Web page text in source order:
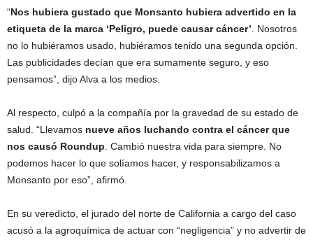
“Nos hubiera gustado que Monsanto hubiera advertido en la
etiqueta de la marca ‘Peligro, puede causar cáncer’ . Nosotros
no lo hubiéramos usado, hubiéramos tenido una segunda opción.
Las publicidades decían que era sumamente seguro, y eso
pensamos”, dijo Alva a los medios.
Al respecto, culpó a la compañía por la gravedad de su estado de
salud. “Llevamos nueve años luchando contra el cáncer que
nos causó Roundup . Cambió nuestra vida para siempre. No
podemos hacer lo que solíamos hacer, y responsabilizamos a
Monsanto por eso”, afirmó.
En su veredicto, el jurado del norte de California a cargo del caso
acusó a la agroquímica de actuar con “negligencia” y no advertir de